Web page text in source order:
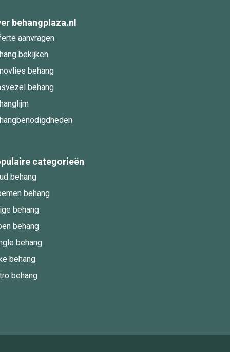
behangplaza.nl
aanvragen
bekijken
behang
behang
categorieën
behang
behang
behang
behang
behang
behang
behang